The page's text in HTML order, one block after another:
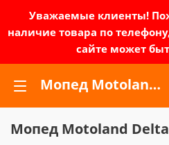
Уважаемые клиенты!
наличие товара по
сайте может
Мопед Motoland Delta (Дельта) | Зел-мото
Мопед Motoland